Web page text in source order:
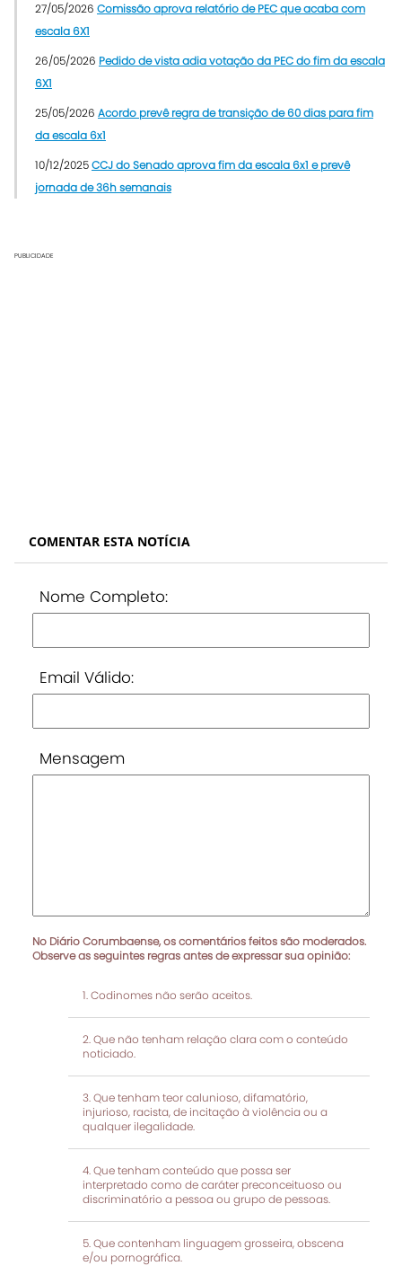
27/05/2026 Comissão aprova relatório de PEC que acaba com
escala 6X1
26/05/2026 Pedido de vista adia votação da PEC do fim da escala
6X1
25/05/2026 Acordo prevê regra de transição de 60 dias para fim
da escala 6x1
10/12/2025CCJ do Senado aprova fim da escala 6x1 e prevê
jornada de 36h semanais
PUBLICIDADE
COMENTAR ESTA NOTÍCIA
Nome Completo:
Email Válido:
Mensagem
No Diário Corumbaense, os comentários feitos são moderados.
Observe as seguintes regras antes de expressar sua opinião:
Codinomes não serão aceitos.
Que não tenham relação clara com o conteúdo
noticiado.
Que tenham teor calunioso, difamatório,
injurioso, racista, de incitação à violência ou a
qualquer ilegalidade.
Que tenham conteúdo que possa ser
interpretado como de caráter preconceituoso ou
discriminatório a pessoa ou grupo de pessoas.
Que contenham linguagem grosseira, obscena
e/ou pornográfica.